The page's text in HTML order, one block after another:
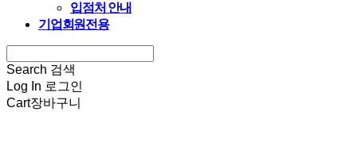
입점처 안내
기업회원전용
Search 검색
Log In 로그인
Cart장바구니